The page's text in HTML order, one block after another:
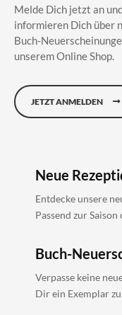
Melde Dich jetzt an
informieren Dich über
Buch-
unserem Online Shop.
JETZT ANMELDEN
Neue
Entdecke unsere
Passend zur
Buch-
Verpasse keine
Dir ein Exemplar